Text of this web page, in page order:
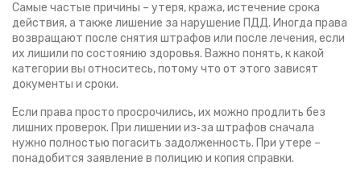
Самые частые причины – утеря, кража, истечение срока
действия, а также лишение за нарушение ПДД. Иногда права
возвращают после снятия штрафов или после лечения, если
их лишили по состоянию здоровья. Важно понять, к какой
категории вы относитесь, потому что от этого зависят
документы и сроки.
Если права просто просрочились, их можно продлить без
лишних проверок. При лишении из‑за штрафов сначала
нужно полностью погасить задолженность. При утере –
понадобится заявление в полицию и копия справки.